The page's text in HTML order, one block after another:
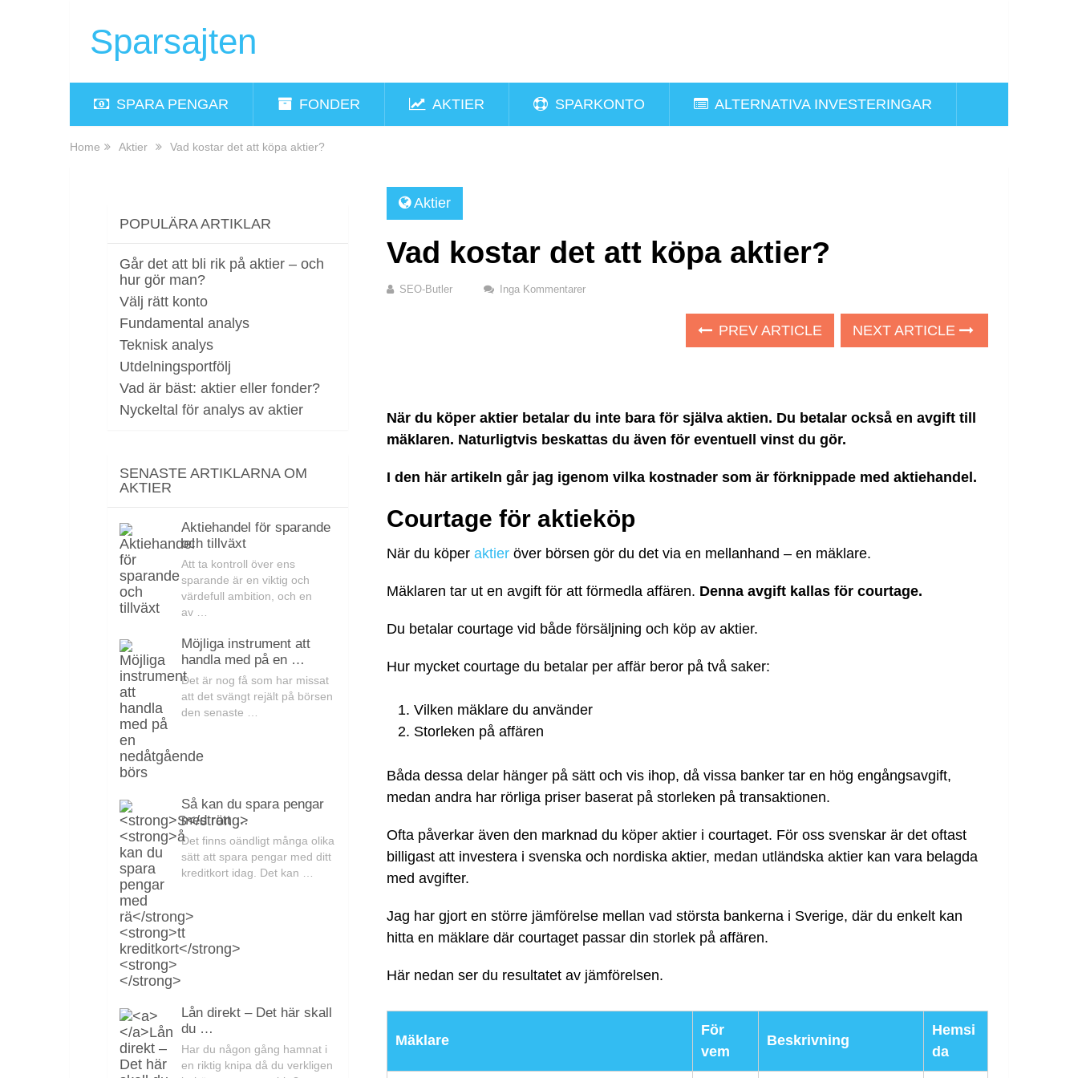
Sparsajten
SPARA PENGAR FONDER AKTIER SPARKONTO ALTERNATIVA INVESTERINGAR
Home Aktier Vad kostar det att köpa aktier?
Aktier
Vad kostar det att köpa aktier?
SEO-Butler Inga Kommentarer
PREV ARTICLE NEXT ARTICLE
När du köper aktier betalar du inte bara för själva aktien. Du betalar också en avgift till
mäklaren. Naturligtvis beskattas du även för eventuell vinst du gör.
I den här artikeln går jag igenom vilka kostnader som är förknippade med aktiehandel.
Courtage för aktieköp
När du köper aktieröver börsen gör du det via en mellanhand – en mäklare.
Mäklaren tar ut en avgift för att förmedla affären. Denna avgift kallas för courtage.
Du betalar courtage vid både försäljning och köp av aktier.
Hur mycket courtage du betalar per affär beror på två saker:
Vilken mäklare du använder
Storleken på affären
Båda dessa delar hänger på sätt och vis ihop, då vissa banker tar en hög engångsavgift,
medan andra har rörliga priser baserat på storleken på transaktionen.
Ofta påverkar även den marknad du köper aktier i courtaget. För oss svenskar är det oftast
billigast att investera i svenska och nordiska aktier, medan utländska aktier kan vara belagda
med avgifter.
Jag har gjort en större jämförelse mellan vad största bankerna i Sverige, där du enkelt kan
hitta en mäklare där courtaget passar din storlek på affären.
Här nedan ser du resultatet av jämförelsen.
Mäklare
För
vem
Beskrivning
Hemsi
da
POPULÄRA ARTIKLAR
Går det att bli rik på aktier – och
hur gör man?
Välj rätt konto
Fundamental analys
Teknisk analys
Utdelningsportfölj
Vad är bäst: aktier eller fonder?
Nyckeltal för analys av aktier
SENASTE ARTIKLARNA OM
AKTIER
Aktiehandel för sparande
och tillväxt
Att ta kontroll över ens
sparande är en viktig och
värdefull ambition, och en
av …
Möjliga instrument att
handla med på en …
Det är nog få som har missat
att det svängt rejält på börsen
den senaste …
Så kan du spara pengar
med rätt …
Det finns oändligt många olika
sätt att spara pengar med ditt
kreditkort idag. Det kan …
Lån direkt – Det här skall
du …
Har du någon gång hamnat i
en riktig knipa då du verkligen